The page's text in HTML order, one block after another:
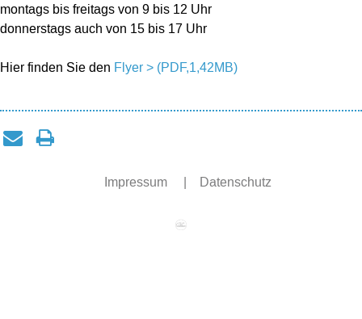
montags bis freitags von 9 bis 12 Uhr
donnerstags auch von 15 bis 17 Uhr
Hier finden Sie den Flyer > (PDF,1,42MB)
Impressum | Datenschutz